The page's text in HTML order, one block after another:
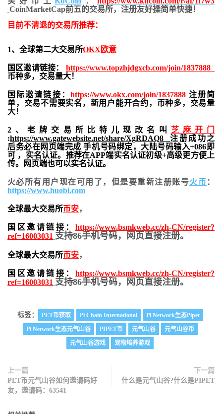
CoinMarketCap前五的交易所，注册友好操简单快捷！
目前不清退的交易所推荐：
1、全球第二大交易所OKX欧意
国区邀请链接： https://www.topzhjdgxcb.com/join/1837888
币种多，交易量大！
国际邀请链接： https://www.okx.com/join/1837888注册简
单，交易不需要实名，新用户能开合约， 币种多，交易量
大！
2、老牌交易所比特儿现改名叫 芝麻开门
:https://www.gatewebsite.net/share/XgRDAQ8 注册成功之
后务必在网页端完成 手机号码绑定，大陆号码输入+086即
可 ，实名认证。推荐在APP端实名认证初级+高级更方便上
传。网页端也可以实名认证。
火必所有用户现在可用了，但是要重新注册账号火币 ：
https://www.huobi.com
全球最大交易所币安，
国区邀请链接： https://www.bsmkweb.cc/zh-CN/register?
ref=16003031 支持86手机号码，网页直接注册。
全球最大交易所币安，
国区邀请链接： https://www.bsmkweb.cc/zh-CN/register?
ref=16003031 支持86手机号码，网页直接注册。
标签： PET币获取 Pi Chain International
Pi Network生态Pipet
Pi Network生态元气山谷
PIPET币 元气山谷
元气山谷币
元气山谷游戏
宠物培养游戏
上一篇
PET币元气山谷如何邀请码好
友，邀请码：63541
下一篇
什么是元气山谷?什么是PIPET